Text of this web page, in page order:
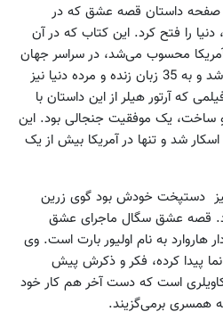
اریک سگال سال 1970 با 130 صفحه داستان قصه عشق که در
را فتح کرد. این کتاب که در آن
آمریکا محسوب می‌شد، در سراسر جهان
بیش از 20میلیون بار فروخته شد و به 35 زبان زنده و مرده دنیا نیز
که آرتور هیلر از این داستان با
ساخت، یک موفقیت جنجالی بود. این
اسکار شد و تنها در آمریکا بیش از یک
دستپخت خودش بود گوی زرین
قصه عشق سگال ماجرای عشق
هاروارد به نام اولیور بارت است. وی
پیدا کرده، فکر و ذکرش پیش
است که دست آخر هم کار خود
همسری برمی‌گزیند.